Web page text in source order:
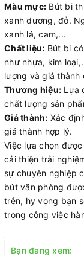
Màu mực: Bút bi
xanh dương, đỏ.
xanh lá, cam,...
Chất liệu: Bút bi
như nhựa, kim
lượng và giá thành
Thương hiệu: Lựa
chất lượng sản
Giá thành: Xác
giá thành hợp lý.
Việc lựa chọn được
cải thiện trải
sự chuyên nghiệp
bút văn phòng
trên, hy vọng bạn
trong công việc
Bạn đang xem: